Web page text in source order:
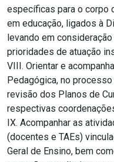
específicas para o corpo
em educação, ligados à
levando em
prioridades de atuação
VIII. Orientar e
Pedagógica, no
revisão dos Planos de
respectivas
IX. Acompanhar as
(docentes e TAEs)
Geral de Ensino, bem